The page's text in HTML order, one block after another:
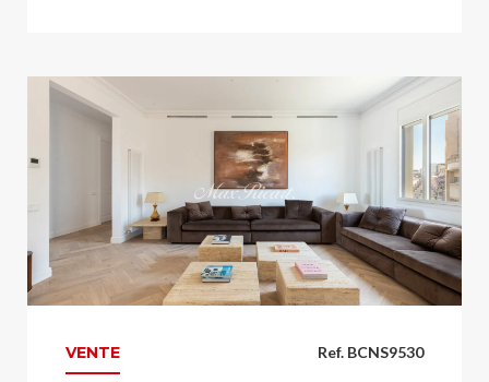
Ref. BCNS9530
VENTE